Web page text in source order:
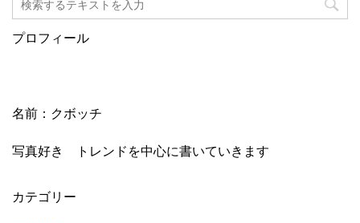
プロフィール
名前：クボッチ
写真好き トレンドを中心に書いていきます
カテゴリー